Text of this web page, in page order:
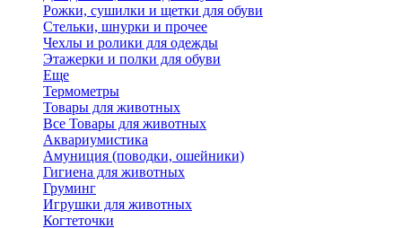
Рожки, сушилки и щетки для обуви
Стельки, шнурки и прочее
Чехлы и ролики для одежды
Этажерки и полки для обуви
Еще
Термометры
Товары для животных
Все Товары для животных
Аквариумистика
Амуниция (поводки, ошейники)
Гигиена для животных
Груминг
Игрушки для животных
Когтеточки